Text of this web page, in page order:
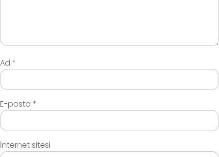
Ad *
E-posta *
İnternet sitesi